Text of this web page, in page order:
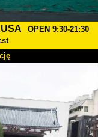
OPEN 9:30-21:30
Cena
FAQ